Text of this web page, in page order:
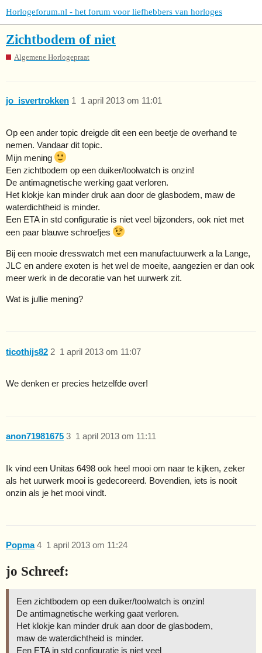
Horlogeforum.nl - het forum voor liefhebbers van horloges
Zichtbodem of niet
Algemene Horlogepraat
jo_isvertrokken 1 april 2013 om 11:01
1
Op een ander topic dreigde dit een een beetje de overhand te
nemen. Vandaar dit topic.
Mijn mening
Een zichtbodem op een duiker/toolwatch is onzin!
De antimagnetische werking gaat verloren.
Het klokje kan minder druk aan door de glasbodem, maw de
waterdichtheid is minder.
Een ETA in std configuratie is niet veel bijzonders, ook niet met
een paar blauwe schroefjes
Bij een mooie dresswatch met een manufactuurwerk a la Lange,
JLC en andere exoten is het wel de moeite, aangezien er dan ook
meer werk in de decoratie van het uurwerk zit.
Wat is jullie mening?
ticothijs82 1 april 2013 om 11:07
2
We denken er precies hetzelfde over!
anon71981675 1 april 2013 om 11:11
3
Ik vind een Unitas 6498 ook heel mooi om naar te kijken, zeker
als het uurwerk mooi is gedecoreerd. Bovendien, iets is nooit
onzin als je het mooi vindt.
Popma 1 april 2013 om 11:24
4
jo Schreef:
Een zichtbodem op een duiker/toolwatch is onzin!
De antimagnetische werking gaat verloren.
Het klokje kan minder druk aan door de glasbodem,
maw de waterdichtheid is minder.
Een ETA in std configuratie is niet veel